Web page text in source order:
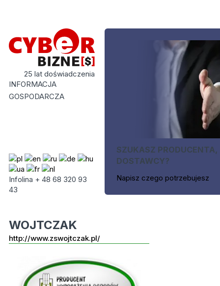
25 lat doświadczenia
INFORMACJA
GOSPODARCZA
Infolina + 48 68 320 93
43
SZUKASZ PRODUCENTA,
DOSTAWCY?
Napisz czego potrzebujesz
WOJTCZAK
http://www.zswojtczak.pl/